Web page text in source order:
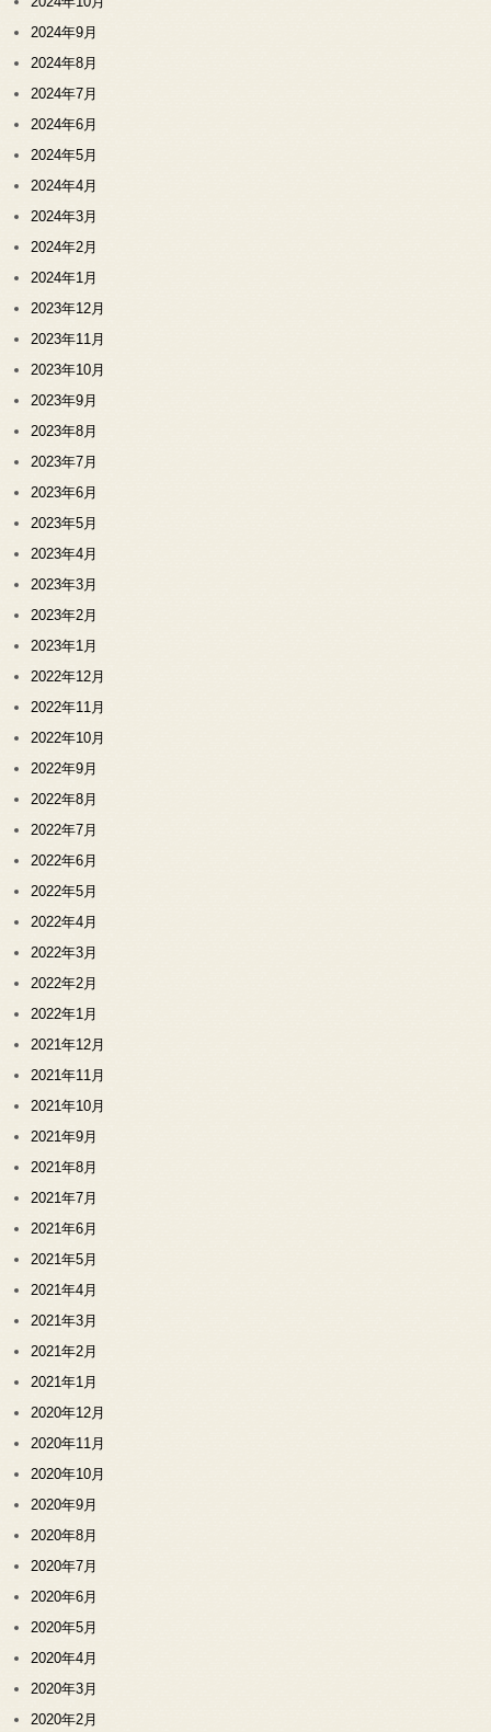
2024年9月
2024年8月
2024年7月
2024年6月
2024年5月
2024年4月
2024年3月
2024年2月
2024年1月
2023年12月
2023年11月
2023年10月
2023年9月
2023年8月
2023年7月
2023年6月
2023年5月
2023年4月
2023年3月
2023年2月
2023年1月
2022年12月
2022年11月
2022年10月
2022年9月
2022年8月
2022年7月
2022年6月
2022年5月
2022年4月
2022年3月
2022年2月
2022年1月
2021年12月
2021年11月
2021年10月
2021年9月
2021年8月
2021年7月
2021年6月
2021年5月
2021年4月
2021年3月
2021年2月
2021年1月
2020年12月
2020年11月
2020年10月
2020年9月
2020年8月
2020年7月
2020年6月
2020年5月
2020年4月
2020年3月
2020年2月